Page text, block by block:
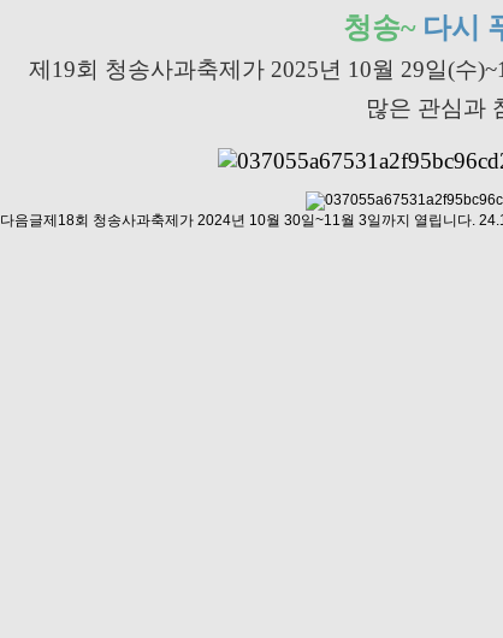
청송~ 다시
제19회 청송사과축제가 2025년 10월 29일(수
많은 관심과
다음글제18회 청송사과축제가 2024년 10월 30일~11월 3일까지 열립니다.